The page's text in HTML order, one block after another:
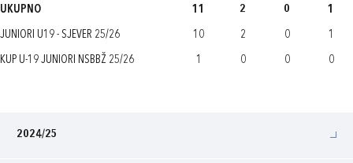
UKUPNO 11 2 0 1
JUNIORI U19 - SJEVER 25/26 10 2 0 1
KUP U-19 JUNIORI NSBBŽ 25/26 1 0 0 0
2024/25